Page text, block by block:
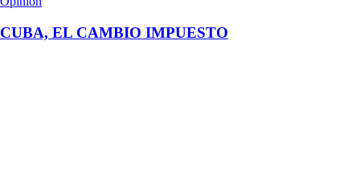
CUBA, EL CAMBIO IMPUESTO